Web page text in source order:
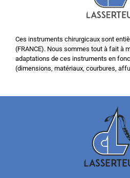
Ces instruments chirurgicaux sont
(FRANCE). Nous sommes tout à fait à
adaptations de ces instruments en
(dimensions, matériaux, courbures,